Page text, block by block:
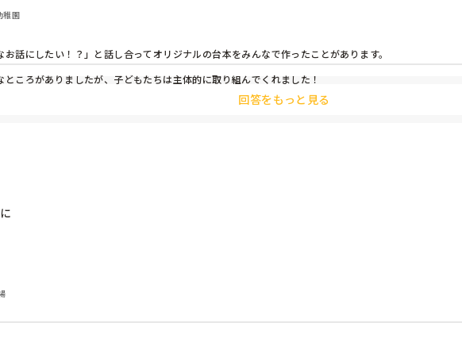
稚園
話にしたい！？」と話し合ってオリジナルの台本をみんなで作ったことがあります。
ころがありましたが、子どもたちは主体的に取り組んでくれました！
回答をもっと見る